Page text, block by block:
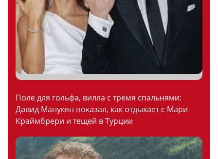
Поле для гольфа, вилла с тремя спальнями:
Давид Манукян показал, как отдыхает с Мари
Краймбрери и тещей в Турции